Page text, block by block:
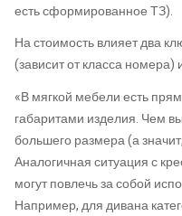
есть сформированное ТЗ).
На стоимость влияет два
(зависит от класса номера)
«В мягкой мебели есть
габаритами изделия. Чем
большего размера (а
Аналогичная ситуация с
могут повлечь за собой
Например, для дивана